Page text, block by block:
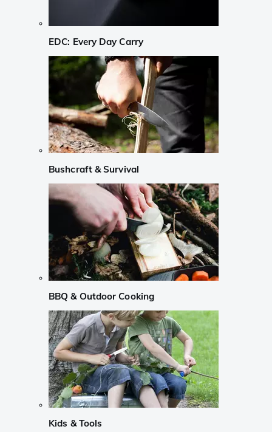
EDC: Every Day Carry
Bushcraft & Survival
BBQ & Outdoor Cooking
Kids & Tools